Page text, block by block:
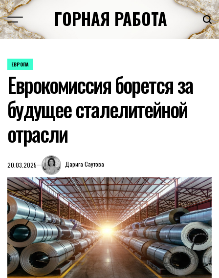
Перейти
к
содержимому
ГОРНАЯ РАБОТА
ОПУБЛИКОВАНО
ЕВРОПА
Еврокомиссия борется за
будущее сталелитейной
отрасли
20.03.2025 Дарига Саутова